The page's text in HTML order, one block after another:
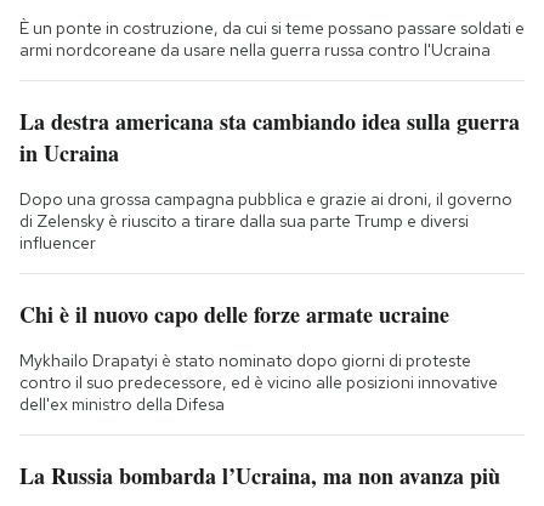
È un ponte in costruzione, da cui si teme possano passare soldati e
armi nordcoreane da usare nella guerra russa contro l'Ucraina
La destra americana sta cambiando idea sulla guerra
in Ucraina
Dopo una grossa campagna pubblica e grazie ai droni, il governo
di Zelensky è riuscito a tirare dalla sua parte Trump e diversi
influencer
Chi è il nuovo capo delle forze armate ucraine
Mykhailo Drapatyi è stato nominato dopo giorni di proteste
contro il suo predecessore, ed è vicino alle posizioni innovative
dell'ex ministro della Difesa
La Russia bombarda l’Ucraina, ma non avanza più